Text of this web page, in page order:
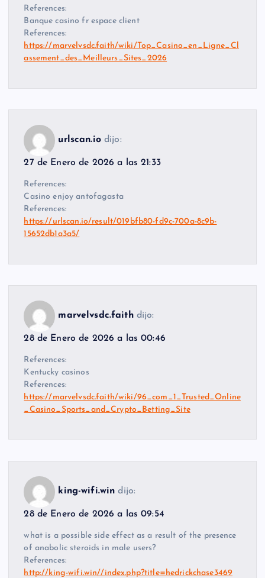
References:
Banque casino fr espace client
References:
https://marvelvsdc.faith/wiki/Top_Casino_en_Ligne_Cl
assement_des_Meilleurs_Sites_2026
urlscan.io dijo:
27 de Enero de 2026 a las 21:33
References:
Casino enjoy antofagasta
References:
https://urlscan.io/result/019bfb80-fd9c-700a-8c9b-
15652db1a3a5/
marvelvsdc.faith dijo:
28 de Enero de 2026 a las 00:46
References:
Kentucky casinos
References:
https://marvelvsdc.faith/wiki/96_com_1_Trusted_Online
_Casino_Sports_and_Crypto_Betting_Site
king-wifi.win dijo:
28 de Enero de 2026 a las 09:54
what is a possible side effect as a result of the presence
of anabolic steroids in male users?
References:
http://king-wifi.win//index.php?title=hedrickchase3469